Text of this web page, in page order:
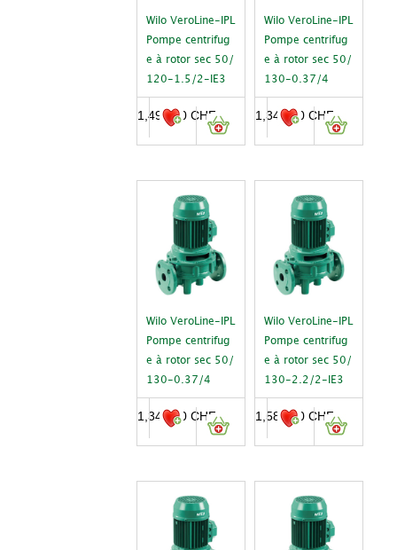
Wilo VeroLine-IPL
Pompe centrifug
e à rotor sec 50/
120-1.5/2-IE3
1,494.00CHF
Wilo VeroLine-IPL
Pompe centrifug
e à rotor sec 50/
130-0.37/4
1,349.00CHF
Wilo VeroLine-IPL
Pompe centrifug
e à rotor sec 50/
130-0.37/4
1,349.00CHF
Wilo VeroLine-IPL
Pompe centrifug
e à rotor sec 50/
130-2.2/2-IE3
1,584.00CHF